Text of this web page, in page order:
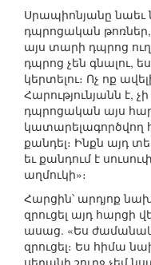
Սրապիոնյանը նաեւ
դպրոցական
այս տարի դպրոց
դպրոց չեն գնալու,
կերտելու։ Ոչ ոք
Հարությունյանն է,
դպրոցական այս
կատարելագործվող
քանդել։ Ինքն այդ
եւ քանդում է
աղմուկի»։
Հարցին՝ արդյոք
զրուցել այդ հարցի
ասաց. «Ես
զրուցել։ Ես հիմա